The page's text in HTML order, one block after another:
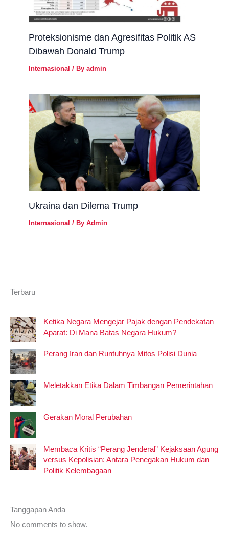
Proteksionisme dan Agresifitas Politik AS
Dibawah Donald Trump
Internasional / Byadmin
Ukraina dan Dilema Trump
Internasional / ByAdmin
Terbaru
Ketika Negara Mengejar Pajak dengan Pendekatan
Aparat: Di Mana Batas Negara Hukum?
Perang Iran dan Runtuhnya Mitos Polisi Dunia
Meletakkan Etika Dalam Timbangan Pemerintahan
Gerakan Moral Perubahan
Membaca Kritis “Perang Jenderal” Kejaksaan Agung
versus Kepolisian: Antara Penegakan Hukum dan
Politik Kelembagaan
Tanggapan Anda
No comments to show.